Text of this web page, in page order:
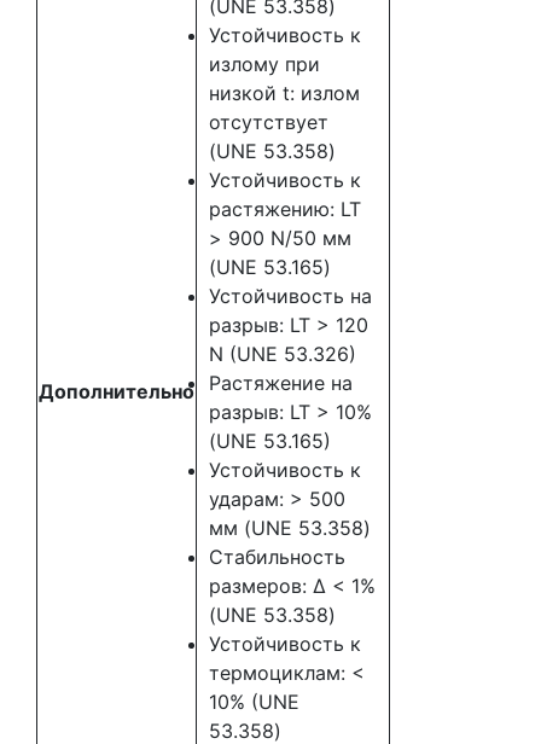
Дополнительно
(UNE 53.358)
Устойчивость к
излому при
низкой t: излом
отсутствует
(UNE 53.358)
Устойчивость к
растяжению: LT
> 900 N/50 мм
(UNE 53.165)
Устойчивость на
разрыв: LT > 120
N (UNE 53.326)
Растяжение на
разрыв: LT > 10%
(UNE 53.165)
Устойчивость к
ударам: > 500
мм (UNE 53.358)
Стабильность
размеров: Δ < 1%
(UNE 53.358)
Устойчивость к
термоциклам: <
10% (UNE
53.358)